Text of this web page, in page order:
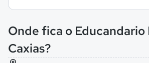
Onde fica o Educandario
Caxias?